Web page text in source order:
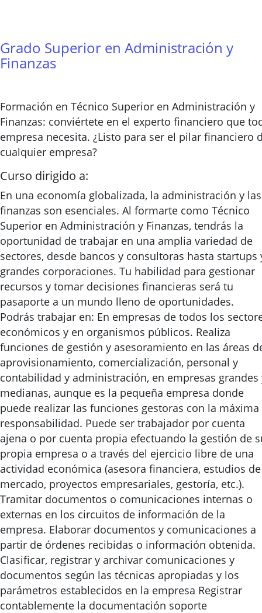
Grado Superior en Administración y
Finanzas
Formación en Técnico Superior en Administración y
Finanzas: conviértete en el experto financiero que
empresa necesita. ¿Listo para ser el pilar financiero
cualquier empresa?
Curso dirigido a:
En una economía globalizada, la administración y las
finanzas son esenciales. Al formarte como Técnico
Superior en Administración y Finanzas, tendrás la
oportunidad de trabajar en una amplia variedad de
sectores, desde bancos y consultoras hasta startups
grandes corporaciones. Tu habilidad para gestionar
recursos y tomar decisiones financieras será tu
pasaporte a un mundo lleno de oportunidades.
Podrás trabajar en: En empresas de todos los
económicos y en organismos públicos. Realiza
funciones de gestión y asesoramiento en las áreas
aprovisionamiento, comercialización, personal y
contabilidad y administración, en empresas grandes
medianas, aunque es la pequeña empresa donde
puede realizar las funciones gestoras con la máxima
responsabilidad. Puede ser trabajador por cuenta
ajena o por cuenta propia efectuando la gestión de
propia empresa o a través del ejercicio libre de una
actividad económica (asesora financiera, estudios de
mercado, proyectos empresariales, gestoría, etc.).
Tramitar documentos o comunicaciones internas o
externas en los circuitos de información de la
empresa. Elaborar documentos y comunicaciones a
partir de órdenes recibidas o información obtenida.
Clasificar, registrar y archivar comunicaciones y
documentos según las técnicas apropiadas y los
parámetros establecidos en la empresa Registrar
contablemente la documentación soporte